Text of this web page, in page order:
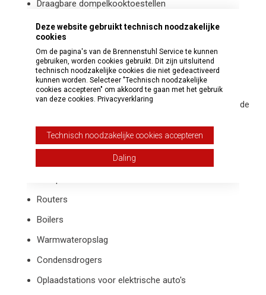
Draagbare dompelkooktoestellen
Elektrische afrasteringsapparaten
Hogedrukreinigers en stoomreinigers
Geldautomaten en persoonlijke servicemachines
Commerciële magnetronovens, draagbare netgevoede
Infraroodverwarmingen
Routers
Boilers
Warmwateropslag
Condensdrogers
Oplaadstations voor elektrische auto's
Deze website gebruikt technisch noodzakelijke
cookies
Om de pagina's van de Brennenstuhl Service te kunnen
gebruiken, worden cookies gebruikt. Dit zijn uitsluitend
technisch noodzakelijke cookies die niet gedeactiveerd
kunnen worden. Selecteer "Technisch noodzakelijke
cookies accepteren" om akkoord te gaan met het gebruik
van deze cookies. Privacyverklaring
Technisch noodzakelijke cookies accepteren
Daling